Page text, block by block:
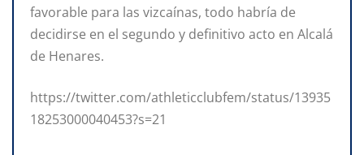
favorable para las vizcaínas, todo habría de
decidirse en el segundo y definitivo acto en Alcalá
de Henares.
https://twitter.com/athleticclubfem/status/13935
18253000040453?s=21